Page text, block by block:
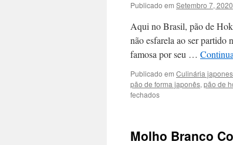
Publicado em Setembro 7, 2020
Aqui no Brasil, pão de
não esfarela ao ser partido
famosa por seu …
Publicado em Culinária
pão de forma japonês, pão de
fechadosem
Molho Branco